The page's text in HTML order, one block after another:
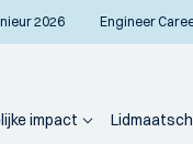
2026 Engineer
impact